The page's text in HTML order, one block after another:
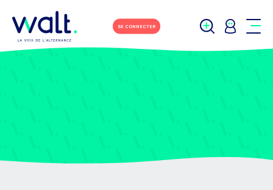
SE CONNECTER